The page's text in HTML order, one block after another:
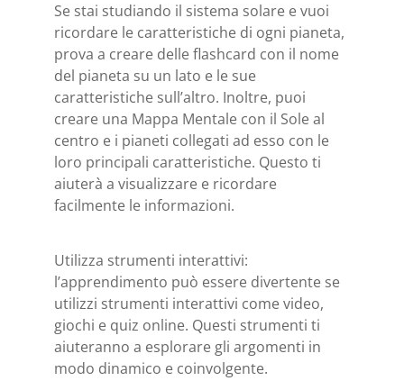
Se stai studiando il sistema solare e vuoi
ricordare le caratteristiche di ogni pianeta,
prova a creare delle flashcard con il nome
del pianeta su un lato e le sue
caratteristiche sull’altro. Inoltre, puoi
creare una Mappa Mentale con il Sole al
centro e i pianeti collegati ad esso con le
loro principali caratteristiche. Questo ti
aiuterà a visualizzare e ricordare
facilmente le informazioni.
Utilizza strumenti interattivi:
l’apprendimento può essere divertente se
utilizzi strumenti interattivi come video,
giochi e quiz online. Questi strumenti ti
aiuteranno a esplorare gli argomenti in
modo dinamico e coinvolgente.